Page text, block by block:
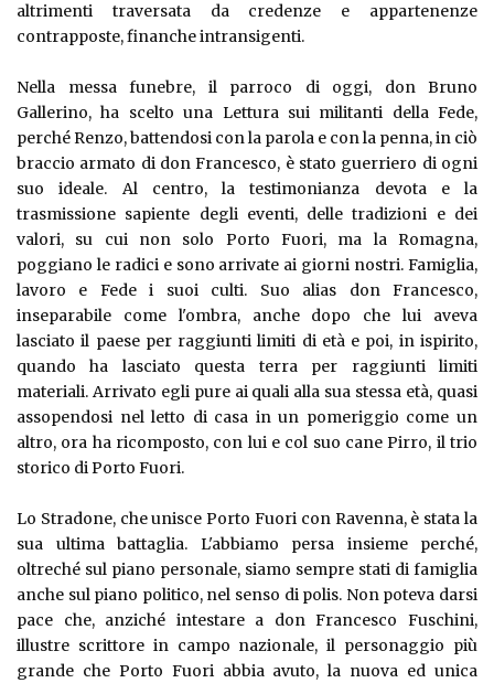
altrimenti traversata da credenze e appartenenze
contrapposte, finanche intransigenti.
Nella messa funebre, il parroco di oggi, don Bruno
Gallerino, ha scelto una Lettura sui militanti della Fede,
perché Renzo, battendosi con la parola e con la penna, in ciò
braccio armato di don Francesco, è stato guerriero di ogni
suo ideale. Al centro, la testimonianza devota e la
trasmissione sapiente degli eventi, delle tradizioni e dei
valori, su cui non solo Porto Fuori, ma la Romagna,
poggiano le radici e sono arrivate ai giorni nostri. Famiglia,
lavoro e Fede i suoi culti. Suo alias don Francesco,
inseparabile come l'ombra, anche dopo che lui aveva
lasciato il paese per raggiunti limiti di età e poi, in ispirito,
quando ha lasciato questa terra per raggiunti limiti
materiali. Arrivato egli pure ai quali alla sua stessa età, quasi
assopendosi nel letto di casa in un pomeriggio come un
altro, ora ha ricomposto, con lui e col suo cane Pirro, il trio
storico di Porto Fuori.
Lo Stradone, che unisce Porto Fuori con Ravenna, è stata la
sua ultima battaglia. L'abbiamo persa insieme perché,
oltreché sul piano personale, siamo sempre stati di famiglia
anche sul piano politico, nel senso di polis. Non poteva darsi
pace che, anziché intestare a don Francesco Fuschini,
illustre scrittore in campo nazionale, il personaggio più
grande che Porto Fuori abbia avuto, la nuova ed unica